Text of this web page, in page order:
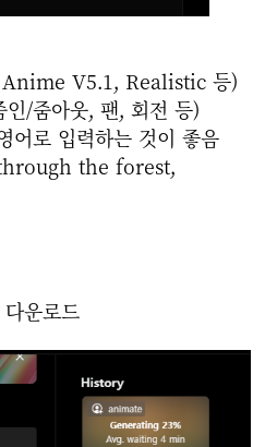
Anime V5.1, Realistic 등)
/줌아웃, 팬, 회전 등)
어로 입력하는 것이 좋음
the forest,
운로드